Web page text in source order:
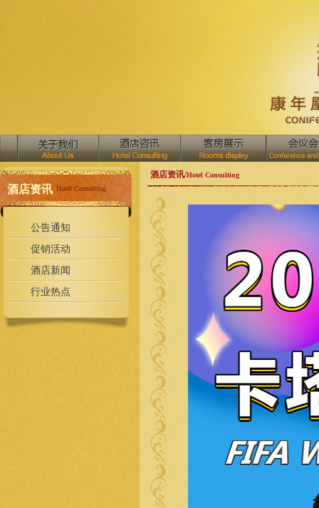
酒店资讯 Hotel Consulting
公告通知
促销活动
酒店新闻
行业热点
酒店资讯/Hotel Consulting